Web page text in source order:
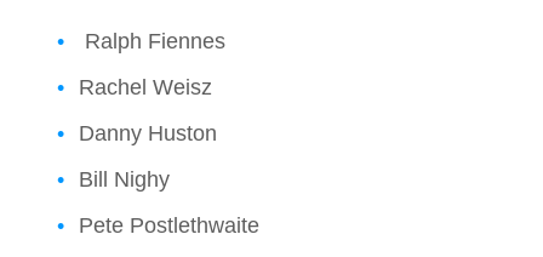
Ralph Fiennes
Rachel Weisz
Danny Huston
Bill Nighy
Pete Postlethwaite